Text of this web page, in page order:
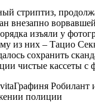
стриптиз,
внезапно
изъяли у
из них – Тацио
сохранить
чистые кассеты с
Графиня Робилант
полиции